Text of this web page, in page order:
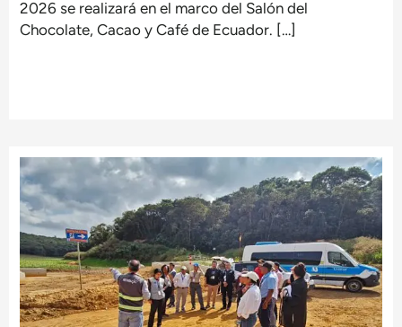
2026 se realizará en el marco del Salón del
Chocolate, Cacao y Café de Ecuador. […]